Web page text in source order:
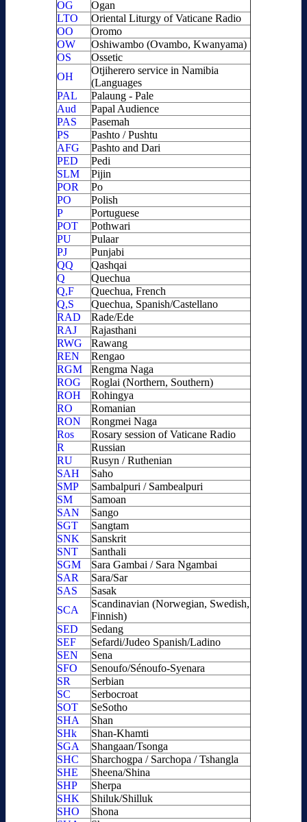
OG
Ogan
LTO
Oriental Liturgy of Vaticane Radio
OO
Oromo
OW
Oshiwambo (Ovambo, Kwanyama)
OS
Ossetic
OH
Otjiherero service in Namibia
(Languages
PAL
Palaung - Pale
Aud
Papal Audience
PAS
Pasemah
PS
Pashto / Pushtu
AFG
Pashto and Dari
PED
Pedi
SLM
Pijin
POR
Po
PO
Polish
P
Portuguese
POT
Pothwari
PU
Pulaar
PJ
Punjabi
QQ
Qashqai
Q
Quechua
Q,F
Quechua, French
Q,S
Quechua, Spanish/Castellano
RAD
Rade/Ede
RAJ
Rajasthani
RWG
Rawang
REN
Rengao
RGM
Rengma Naga
ROG
Roglai (Northern, Southern)
ROH
Rohingya
RO
Romanian
RON
Rongmei Naga
Ros
Rosary session of Vaticane Radio
R
Russian
RU
Rusyn / Ruthenian
SAH
Saho
SMP
Sambalpuri / Sambealpuri
SM
Samoan
SAN
Sango
SGT
Sangtam
SNK
Sanskrit
SNT
Santhali
SGM
Sara Gambai / Sara Ngambai
SAR
Sara/Sar
SAS
Sasak
SCA
Scandinavian (Norwegian, Swedish,
Finnish)
SED
Sedang
SEF
Sefardi/Judeo Spanish/Ladino
SEN
Sena
SFO
Senoufo/Sénoufo-Syenara
SR
Serbian
SC
Serbocroat
SOT
SeSotho
SHA
Shan
SHk
Shan-Khamti
SGA
Shangaan/Tsonga
SHC
Sharchogpa / Sarchopa / Tshangla
SHE
Sheena/Shina
SHP
Sherpa
SHK
Shiluk/Shilluk
SHO
Shona